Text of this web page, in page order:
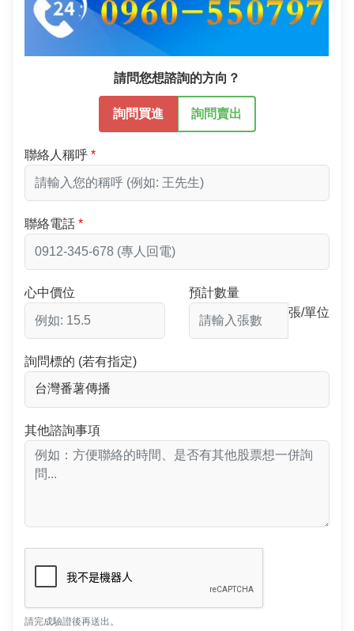
請問您想諮詢的方向？
詢問買進 詢問賣出
聯絡人稱呼
聯絡電話
心中價位
預計數量
張/單位
詢問標的 (若有指定)
其他諮詢事項
請完成驗證後再送出。